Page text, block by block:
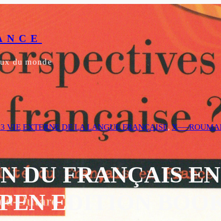
du monde
VIE EXTERNE DE LA LANGUE FRANÇAISE, X—-
DU FRANÇAIS
EDITION